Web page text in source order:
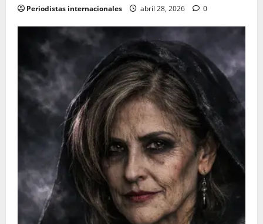
Periodistas internacionales abril 28, 2026 0